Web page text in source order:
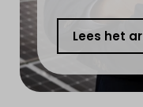
Lees het